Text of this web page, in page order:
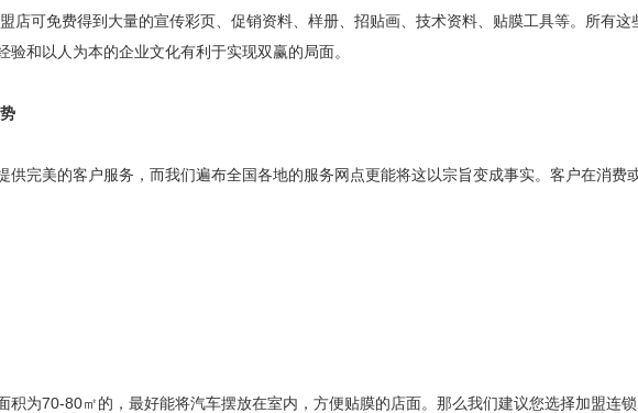
店可免费得到大量的宣传彩页、促销资料、样册、招贴画、技术资料、贴膜工具等。所有这
验和以人为本的企业文化有利于实现双赢的局面。
供完美的客户服务，而我们遍布全国各地的服务网点更能将这以宗旨变成事实。客户在消费
积为70-80㎡的，最好能将汽车摆放在室内，方便贴膜的店面。那么我们建议您选择加盟连锁